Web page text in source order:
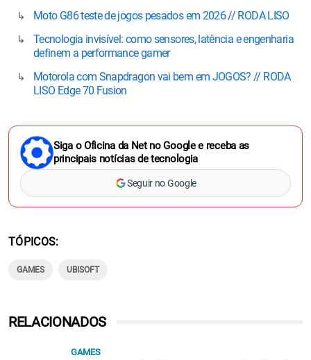
Moto G86 teste de jogos pesados em 2026 // RODA LISO
Tecnologia invisível: como sensores, latência e engenharia
definem a performance gamer
Motorola com Snapdragon vai bem em JOGOS? // RODA
LISO Edge 70 Fusion
Siga o Oficina da Net no Google e receba as
principais notícias de tecnologia
Seguir no Google
TÓPICOS
GAMES UBISOFT
RELACIONADOS
GAMES